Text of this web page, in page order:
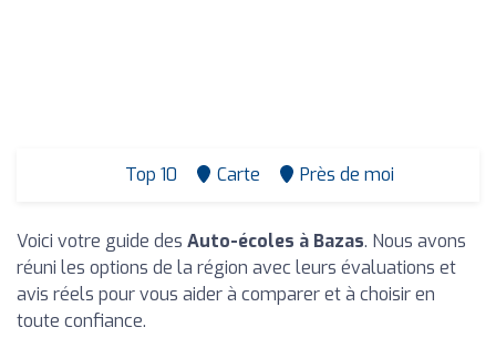
Top 10 Carte Près de moi
Voici votre guide des Auto-écoles à Bazas. Nous avons
réuni les options de la région avec leurs évaluations et
avis réels pour vous aider à comparer et à choisir en
toute confiance.